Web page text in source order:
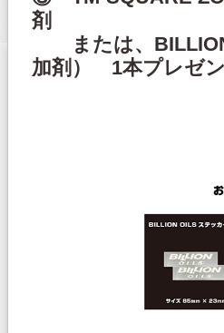
剤
または、
加剤） 1本プレゼ